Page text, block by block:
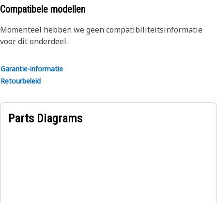
Compatibele modellen
Momenteel hebben we geen compatibiliteitsinformatie
voor dit onderdeel.
Garantie-informatie
Retourbeleid
Parts Diagrams